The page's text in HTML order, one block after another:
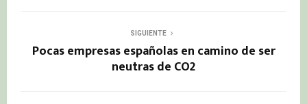
SIGUIENTE
Pocas empresas españolas en camino de ser
neutras de CO2